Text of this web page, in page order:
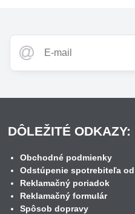
DÔLEŽITÉ ODKAZY:
Obchodné podmienky
Odstúpenie spotrebiteľa
Reklamačný poriadok
Reklamačný formulár
Spôsob dopravy